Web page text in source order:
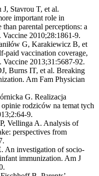
Stavrou T, et al.
important role in
parental perceptions: a
Vaccine 2010;28:1861-9.
G, Karakiewicz B, et
paid vaccination coverage,
2013;31:5687-92.
Burns IT, et al. Breaking
Am Fam Physician
G. Realizacja
rodziców na temat tych
9.
Vellinga A. Analysis of
perspectives from
An investigation of socio-
immunization. Am J